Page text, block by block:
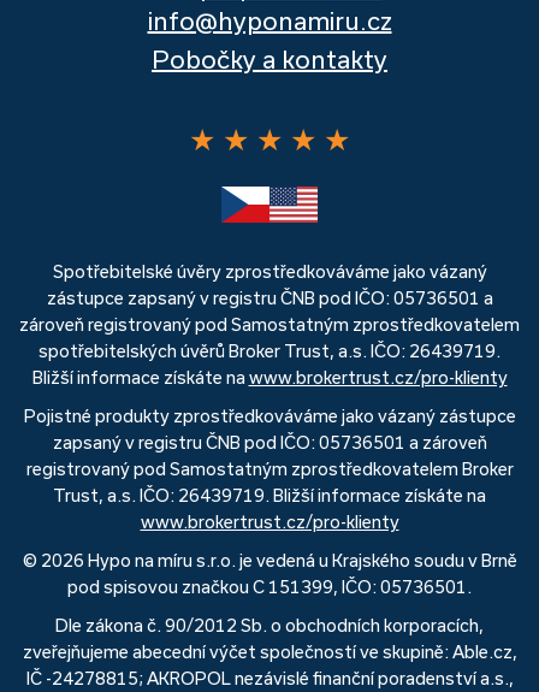
info@hyponamiru.cz
Pobočky a kontakty
★ ★ ★ ★ ★
Spotřebitelské úvěry zprostředkováváme jako vázaný
zástupce zapsaný v registru ČNB pod IČO: 05736501 a
zároveň registrovaný pod Samostatným zprostředkovatelem
spotřebitelských úvěrů Broker Trust, a.s. IČO: 26439719.
Bližší informace získáte na www.brokertrust.cz/pro-klienty
Pojistné produkty zprostředkováváme jako vázaný zástupce
zapsaný v registru ČNB pod IČO: 05736501 a zároveň
registrovaný pod Samostatným zprostředkovatelem Broker
Trust, a.s. IČO: 26439719. Bližší informace získáte na
www.brokertrust.cz/pro-klienty
© 2026 Hypo na míru s.r.o. je vedená u Krajského soudu v Brně
pod spisovou značkou C 151399, IČO: 05736501.
Dle zákona č. 90/2012 Sb. o obchodních korporacích,
zveřejňujeme abecední výčet společností ve skupině: Able.cz,
IČ -24278815; AKROPOL nezávislé finanční poradenství a.s.,